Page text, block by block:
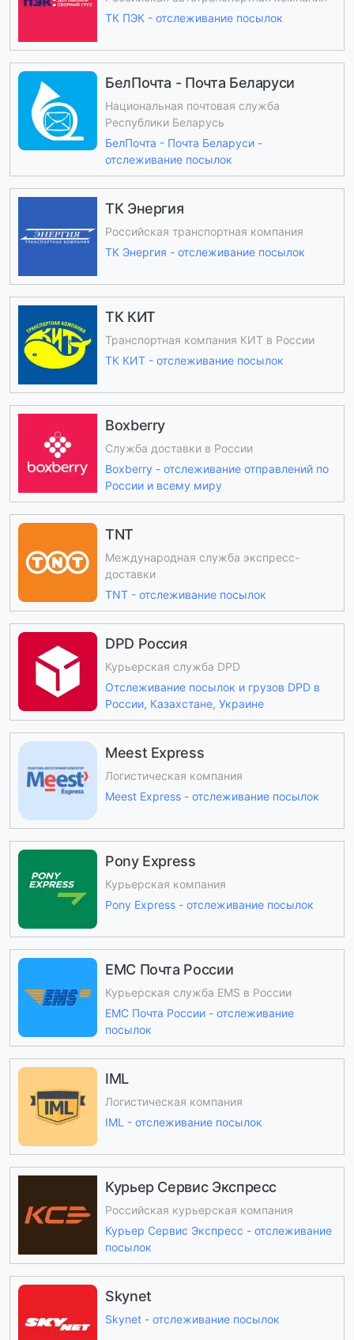
ТК ПЭК - отслеживание посылок
БелПочта - Почта Беларуси
Национальная почтовая служба
Республики Беларусь
БелПочта - Почта Беларуси -
отслеживание посылок
ТК Энергия
Российская транспортная компания
ТК Энергия - отслеживание посылок
ТК КИТ
Транспортная компания КИТ в России
ТК КИТ - отслеживание посылок
Boxberry
Служба доставки в России
Boxberry - отслеживание отправлений по
России и всему миру
TNT
Международная служба экспресс-
доставки
TNT - отслеживание посылок
DPD Россия
Курьерская служба DPD
Отслеживание посылок и грузов DPD в
России, Казахстане, Украине
Meest Express
Логистическая компания
Meest Express - отслеживание посылок
Pony Express
Курьерская компания
Pony Express - отслеживание посылок
ЕМС Почта России
Курьерская служба EMS в России
ЕМС Почта России - отслеживание
посылок
IML
Логистическая компания
IML - отслеживание посылок
Курьер Сервис Экспресс
Российская курьерская компания
Курьер Сервис Экспресс - отслеживание
посылок
Skynet
Skynet - отслеживание посылок